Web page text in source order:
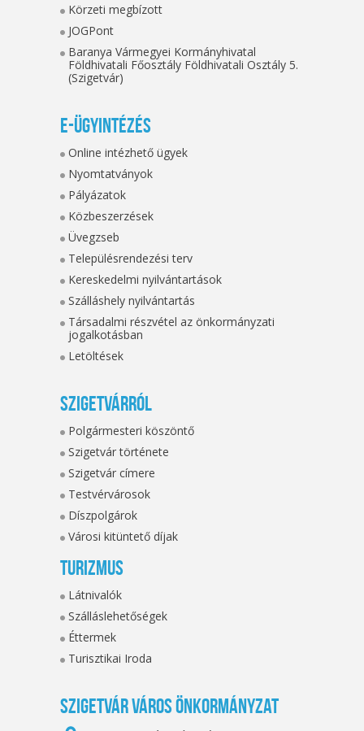
Körzeti megbízott
JOGPont
Baranya Vármegyei Kormányhivatal
Földhivatali Főosztály Földhivatali Osztály 5.
(Szigetvár)
E-ügyintézés
Online intézhető ügyek
Nyomtatványok
Pályázatok
Közbeszerzések
Üvegzseb
Településrendezési terv
Kereskedelmi nyilvántartások
Szálláshely nyilvántartás
Társadalmi részvétel az önkormányzati
jogalkotásban
Letöltések
Szigetvárról
Polgármesteri köszöntő
Szigetvár története
Szigetvár címere
Testvérvárosok
Díszpolgárok
Városi kitüntető díjak
Turizmus
Látnivalók
Szálláslehetőségek
Éttermek
Turisztikai Iroda
Szigetvár Város Önkormányzat